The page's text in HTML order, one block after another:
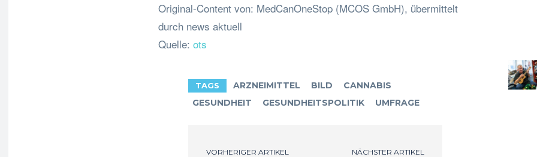
Original-Content von: MedCanOneStop (MCOS GmbH), übermittelt
durch news aktuell
Quelle: ots
TAGS ARZNEIMITTEL BILD
CANNABIS
GESUNDHEIT
GESUNDHEITSPOLITIK UMFRAGE
VORHERIGER ARTIKEL NÄCHSTER ARTIKEL